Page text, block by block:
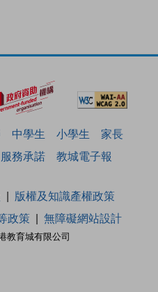
中學生 小學生
家長
服務承諾 教城電子報
教育城有限公司
版權及知識產權政策
政策 無障礙網站設計